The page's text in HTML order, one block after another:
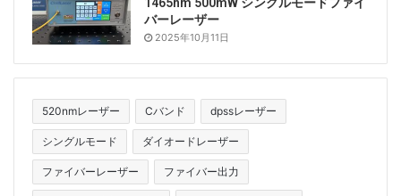
バーレーザー
2025年10月11日
520nmレーザー Cバンド dpssレーザー
シングルモード ダイオードレーザー
ファイバーレーザー ファイバー出力